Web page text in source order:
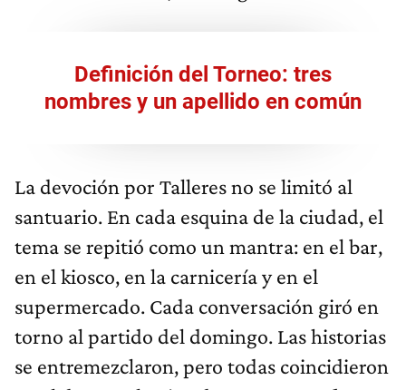
Definición del Torneo: tres
nombres y un apellido en común
La devoción por Talleres no se limitó al
santuario. En cada esquina de la ciudad, el
tema se repitió como un mantra: en el bar,
en el kiosco, en la carnicería y en el
supermercado. Cada conversación giró en
torno al partido del domingo. Las historias
se entremezclaron, pero todas coincidieron